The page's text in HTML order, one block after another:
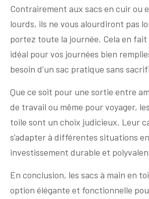
Contrairement aux sacs en cuir ou
lourds, ils ne vous alourdiront pas
portez toute la journée. Cela en fait
idéal pour vos journées bien
besoin d’un sac pratique sans
Que ce soit pour une sortie entre
de travail ou même pour voyager,
toile sont un choix judicieux. Leur
s’adapter à différentes situations
investissement durable et
En conclusion, les sacs à main en
option élégante et fonctionnelle